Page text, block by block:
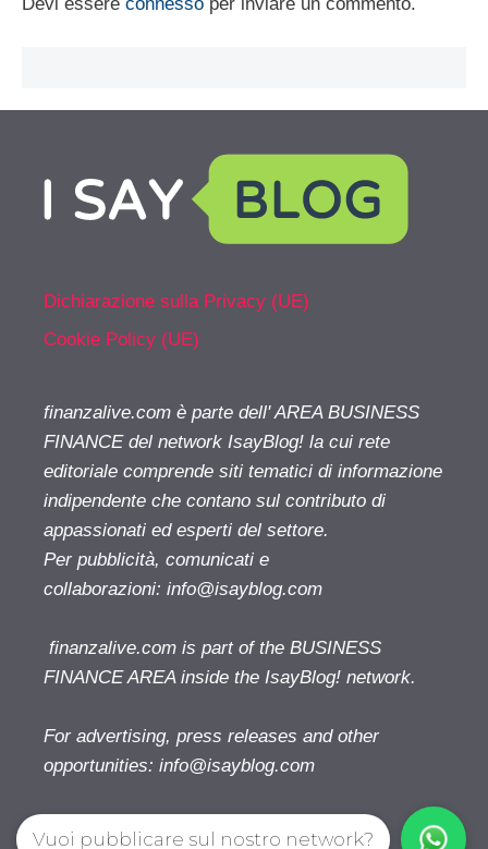
Devi essere connesso per inviare un commento.
Dichiarazione sulla Privacy (UE)
Cookie Policy (UE)
finanzalive.com è parte dell' AREA BUSINESS
FINANCE del network IsayBlog! la cui rete
editoriale comprende siti tematici di informazione
indipendente che contano sul contributo di
appassionati ed esperti del settore.
Per pubblicità, comunicati e
collaborazioni: info@isayblog.com
finanzalive.com is part of the BUSINESS
FINANCE AREA inside the IsayBlog! network.
For advertising, press releases and other
opportunities: info@isayblog.com
Vuoi pubblicare sul nostro network?